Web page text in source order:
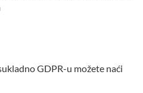
GDPR-u možete naći